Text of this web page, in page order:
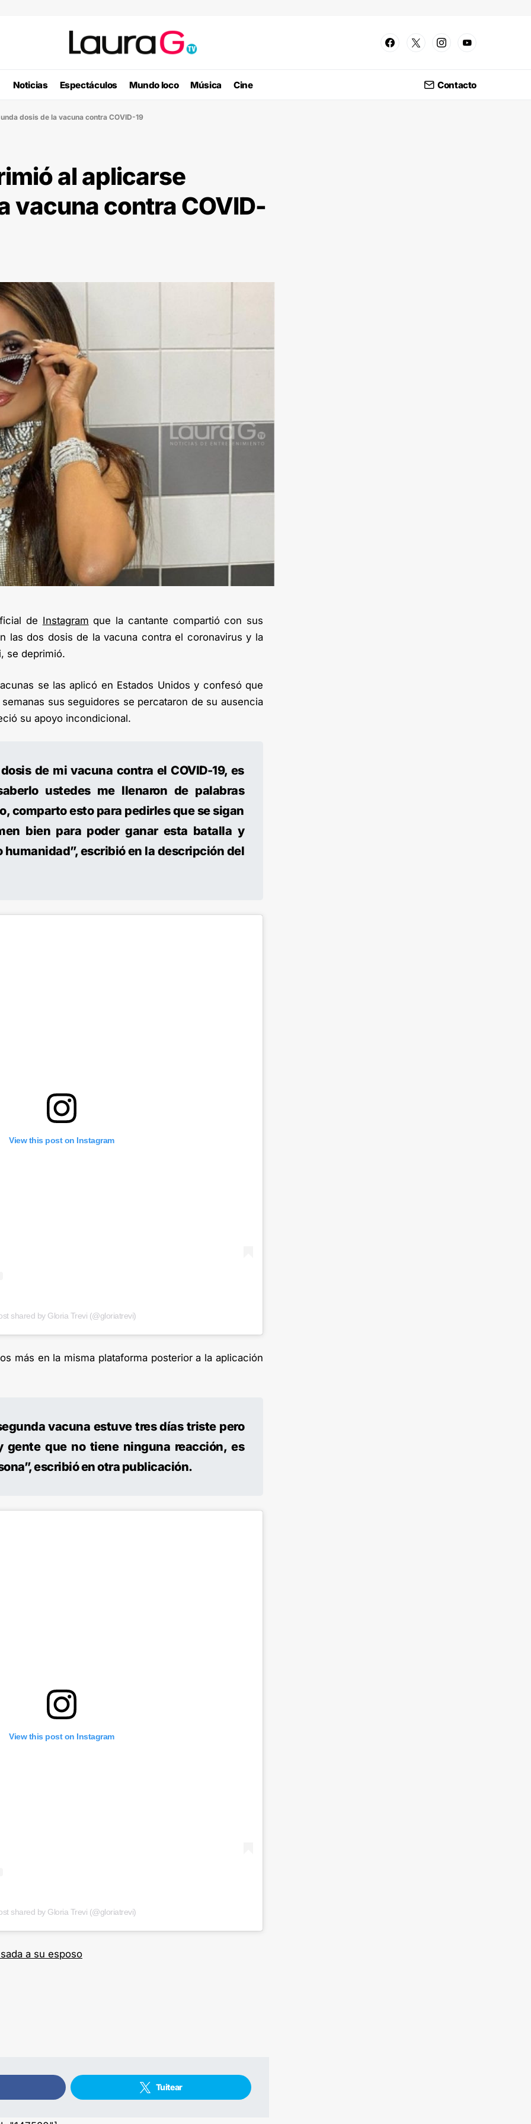
Noticias Espectáculos Mundo loco Música Cine Contacto
dosis de la vacuna contra COVID-19
al aplicarse
vacuna contra COVID-
de Instagram que la cantante compartió con sus
las dos dosis de la vacuna contra el coronavirus y la
se deprimió.
se las aplicó en Estados Unidos y confesó que
sus seguidores se percataron de su ausencia
su apoyo incondicional.
de mi vacuna contra el COVID-19, es
ustedes me llenaron de palabras
comparto esto para pedirles que se sigan
bien para poder ganar esta batalla y
humanidad”, escribió en la descripción del
View this post on Instagram
shared by Gloria Trevi (@gloriatrevi)
más en la misma plataforma posterior a la aplicación
vacuna estuve tres días triste pero
gente que no tiene ninguna reacción, es
escribió en otra publicación.
View this post on Instagram
shared by Gloria Trevi (@gloriatrevi)
a su esposo
Tuitear